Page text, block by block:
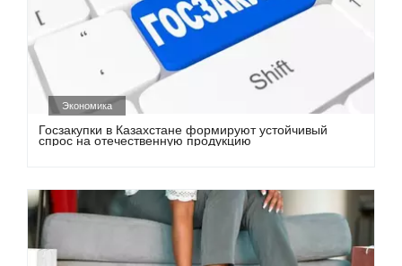
Экономика
Госзакупки в Казахстане формируют устойчивый
спрос на отечественную продукцию